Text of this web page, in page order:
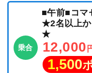
乗合
■午前■コマ
★2名以上
★
12,000
1,500